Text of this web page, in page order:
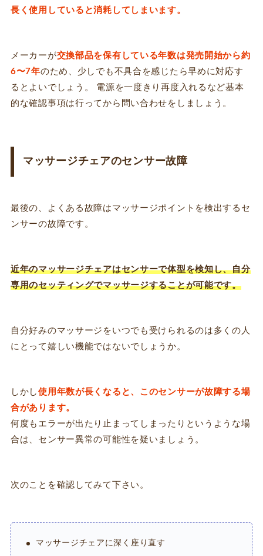
長く使用していると消耗してしまいます。
メーカーが交換部品を保有している年数は発売開始から約
6〜7年のため、少しでも不具合を感じたら早めに対応す
るとよいでしょう。 電源を一度きり再度入れるなど基本
的な確認事項は行ってから問い合わせをしましょう。
マッサージチェアのセンサー故障
最後の、よくある故障はマッサージポイントを検出するセ
ンサーの故障です。
近年のマッサージチェアはセンサーで体型を検知し、自分
専用のセッティングでマッサージすることが可能です。
自分好みのマッサージをいつでも受けられるのは多くの人
にとって嬉しい機能ではないでしょうか。
しかし使用年数が長くなると、このセンサーが故障する場
合があります。
何度もエラーが出たり止まってしまったりというような場
合は、センサー異常の可能性を疑いましょう。
次のことを確認してみて下さい。
マッサージチェアに深く座り直す